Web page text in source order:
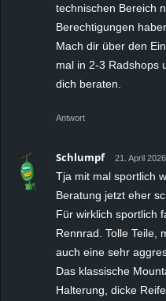
technischen Bereich
Berechtigungen
Mach dir über den
mal in 2-3 Radshops
dich beraten.
Antwort
Schlumpf 21. April
Tja mit mal sportlich
Beratung jetzt eher
Für wirklich sportlich
Rennrad. Tolle Teile,
auch eine sehr
Das klassische
Halterung, dicke